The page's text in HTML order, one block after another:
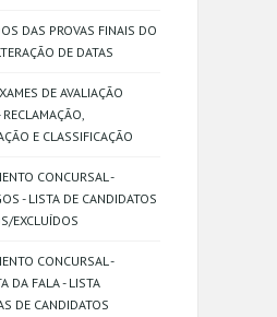
DAS PROVAS FINAIS DO
DE DATAS
DE AVALIAÇÃO
RECLAMAÇÃO,
E CLASSIFICAÇÃO
CONCURSAL -
- LISTA DE CANDIDATOS
EXCLUÍDOS
CONCURSAL -
DA FALA - LISTA
DE CANDIDATOS